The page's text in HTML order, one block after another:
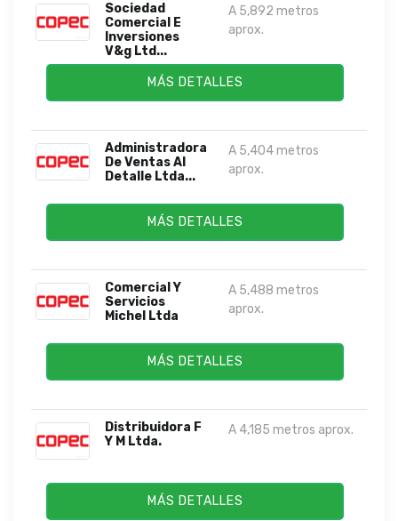
Sociedad
Comercial E
Inversiones
V&g Ltd...
A 5,892 metros
aprox.
MÁS DETALLES
Administradora
De Ventas Al
Detalle Ltda...
A 5,404 metros
aprox.
MÁS DETALLES
Comercial Y
Servicios
Michel Ltda
A 5,488 metros
aprox.
MÁS DETALLES
Distribuidora F
Y M Ltda.
A 4,185 metros aprox.
MÁS DETALLES